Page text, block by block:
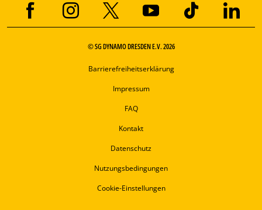
© SG DYNAMO DRESDEN E.V. 2026
Barrierefreiheitserklärung
Impressum
FAQ
Kontakt
Datenschutz
Nutzungsbedingungen
Cookie-Einstellungen